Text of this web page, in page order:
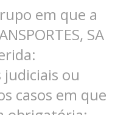
em que a
SA
ou
casos em que